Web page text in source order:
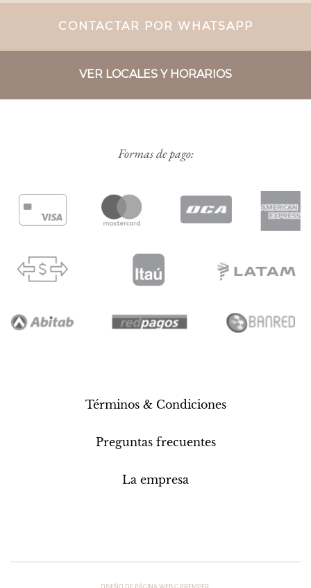
CONTACTAR POR WHATSAPP
VER LOCALES Y HORARIOS
Formas de pago:
Términos & Condiciones
Preguntas frecuentes
La empresa
DISEÑO DE PÁGINA WEB G.PREMPER.